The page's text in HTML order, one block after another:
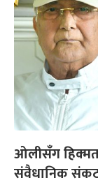
ओलीसँग हिक्मत
संवैधानिक संकट